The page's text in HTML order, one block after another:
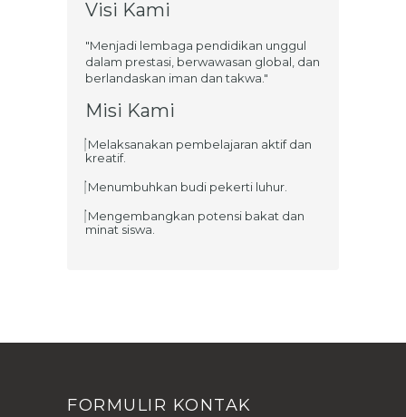
Visi Kami
"Menjadi lembaga pendidikan unggul
dalam prestasi, berwawasan global, dan
berlandaskan iman dan takwa."
Misi Kami
Melaksanakan pembelajaran aktif dan
kreatif.
Menumbuhkan budi pekerti luhur.
Mengembangkan potensi bakat dan
minat siswa.
FORMULIR KONTAK